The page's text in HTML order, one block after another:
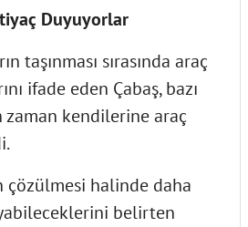
Duyuyorlar
taşınması sırasında araç
ifade eden Çabaş, bazı
zaman kendilerine araç
çözülmesi halinde daha
belirten